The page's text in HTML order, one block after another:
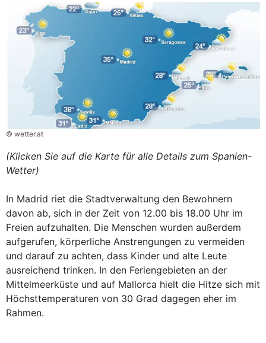
© wetter.at
(Klicken Sie auf die Karte für alle Details zum Spanien-
Wetter)
In Madrid riet die Stadtverwaltung den Bewohnern
davon ab, sich in der Zeit von 12.00 bis 18.00 Uhr im
Freien aufzuhalten. Die Menschen wurden außerdem
aufgerufen, körperliche Anstrengungen zu vermeiden
und darauf zu achten, dass Kinder und alte Leute
ausreichend trinken. In den Feriengebieten an der
Mittelmeerküste und auf Mallorca hielt die Hitze sich mit
Höchsttemperaturen von 30 Grad dagegen eher im
Rahmen.